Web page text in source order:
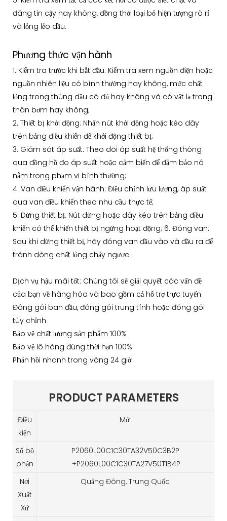
đáng tin cậy hay không, đồng thời loại bỏ hiện tượng rò rỉ
và lỏng lẻo dầu.
Phương thức vận hành
1. Kiểm tra trước khi bắt đầu: Kiểm tra xem nguồn điện hoặc
nguồn nhiên liệu có bình thường hay không, mức chất
lỏng trong thùng dầu có đủ hay không và có vật lạ trong
thân bơm hay không;
2. Thiết bị khởi động: Nhấn nút khởi động hoặc kéo dây
trên bảng điều khiển để khởi động thiết bị;
3. Giám sát áp suất: Theo dõi áp suất hệ thống thông
qua đồng hồ đo áp suất hoặc cảm biến để đảm bảo nó
nằm trong phạm vi bình thường;
4. Van điều khiển vận hành: Điều chỉnh lưu lượng, áp suất
qua van điều khiển theo nhu cầu thực tế;
5. Dừng thiết bị: Nút dừng hoặc dây kéo trên bảng điều
khiển có thể khiến thiết bị ngừng hoạt động; 6. Đóng van:
Sau khi dừng thiết bị, hãy đóng van đầu vào và đầu ra để
tránh dòng chất lỏng chảy ngược.
Dịch vụ hậu mãi tốt: Chúng tôi sẽ giải quyết các vấn đề
của bạn về hàng hóa và bao gồm cả hỗ trợ trực tuyến
Đóng gói ban đầu, đóng gói trung tính hoặc đóng gói
tùy chỉnh
Bảo vệ chất lượng sản phẩm 100%
Bảo vệ lô hàng đúng thời hạn 100%
Phản hồi nhanh trong vòng 24 giờ
PRODUCT PARAMETERS
Điều
kiện
Mới
Số bộ
phận
P2060L00C1C30TA32V50C3B2P
+P2060L00C1C30TA27V50T1B4P
Nơi
Xuất
Xứ
Quảng Đông, Trung Quốc